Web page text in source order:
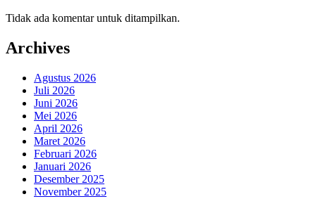
Tidak ada komentar untuk ditampilkan.
Archives
Agustus 2026
Juli 2026
Juni 2026
Mei 2026
April 2026
Maret 2026
Februari 2026
Januari 2026
Desember 2025
November 2025